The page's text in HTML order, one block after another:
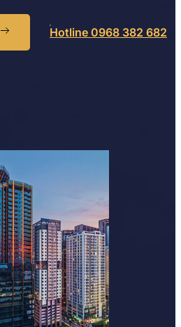
Hotline 0968 382 682